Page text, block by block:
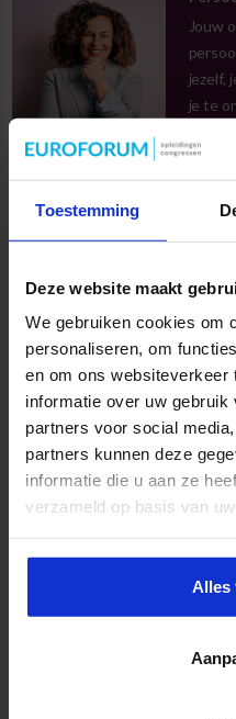
Toestemming
Deze website maakt
We gebruiken cookies om
personaliseren, om
en om ons websiteverkeer
informatie over uw
partners voor social
partners kunnen deze
informatie die u aan ze
verzameld op basis van
Alles
Jouw
jezelf,
je te
Cursus strategische
Persoonlijk
Wil je meer informatie of
Onze opleidingsadviseur